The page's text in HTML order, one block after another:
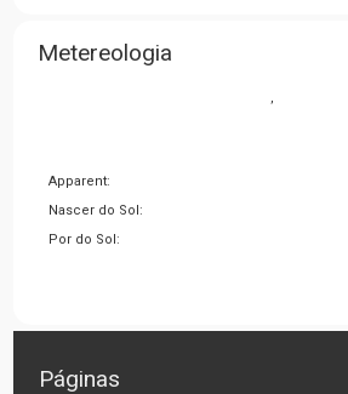
Metereologia
,
Apparent:
Nascer do Sol:
Por do Sol:
Páginas